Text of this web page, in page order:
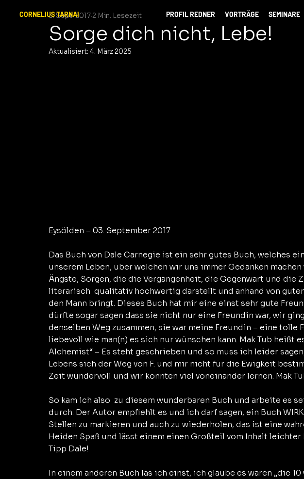
CORNELIUS TARNAI PROFIL REDNER VORTRÄGE SEMINARE
Sorge dich nicht, Lebe!
3. Sept. 2017 2 Min. Lesezeit
Aktualisiert: 4. März 2025
Eysölden – 03. September 2017
Das Buch von Dale Carnegie ist ein sehr gutes Buch, welches
unserem Leben, über welchen wir uns immer Gedanken
Ängste, Sorgen, die die Vergangenheit, die Gegenwart und die
literarisch  qualitativ hochwertig darstellt und anhand von
den Mann bringt. Dieses Buch hat mir eine einst sehr gute
dürfte sogar sagen dass sie nicht nur eine Freundin war, wir
denselben Weg zusammen, sie war meine Freundin – eine tolle
liebevoll wie man(n) es sich nur wünschen kann. Mak Tub heißt
Alchemist“ – Es steht geschrieben und so muss ich leider
Lebens sich der Weg von F. und mir nicht für die Ewigkeit
Zeit wundervoll und wir konnten viel voneinander lernen. Mak
So kam ich also  zu diesem wunderbaren Buch und arbeite es
durch. Der Autor empfiehlt es und ich darf sagen, ein Buch
Stellen zu markieren und auch zu wiederholen, das ist eine
Heiden Spaß und lässt einem einen Großteil vom Inhalt leichter
Tipp Dale!
In einem anderen Buch las ich einst, ich glaube es waren „die